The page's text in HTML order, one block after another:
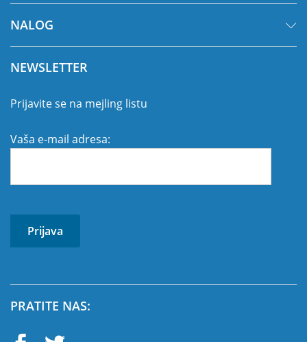
NALOG
NEWSLETTER
Prijavite se na mejling listu
Vaša e-mail adresa:
PRATITE NAS: